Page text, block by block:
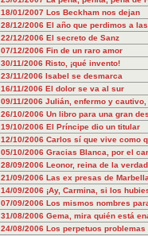
18/01/2007 Los Beckham nos dejan
28/12/2006 El año que perdimos a
22/12/2006 El secreto de Sanz
07/12/2006 Fin de un raro amor
30/11/2006 Risto, ¡qué invento!
23/11/2006 Isabel se desmarca
16/11/2006 El dolor se va al sur
09/11/2006 Julián, enfermo y
26/10/2006 Un libro para una gran
19/10/2006 El Príncipe dio un titular
12/10/2006 Carlos sí que vive como
05/10/2006 Gracias Blanca, por el
28/09/2006 Leonor, reina de la
21/09/2006 Las ex presas de
14/09/2006 ¡Ay, Carmina, si los
07/09/2006 Los mismos nombres
31/08/2006 Gema, mira quién está
24/08/2006 Los perpetuos problemas